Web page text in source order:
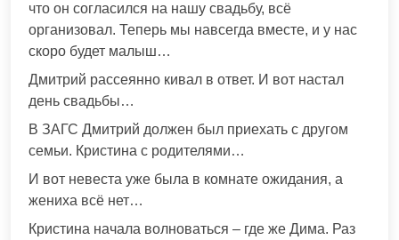
что он согласился на нашу свадьбу, всё
организовал. Теперь мы навсегда вместе, и у нас
скоро будет малыш…
Дмитрий рассеянно кивал в ответ. И вот настал
день свадьбы…
В ЗАГС Дмитрий должен был приехать с другом
семьи. Кристина с родителями…
И вот невеста уже была в комнате ожидания, а
жениха всё нет…
Кристина начала волноваться – где же Дима. Раз